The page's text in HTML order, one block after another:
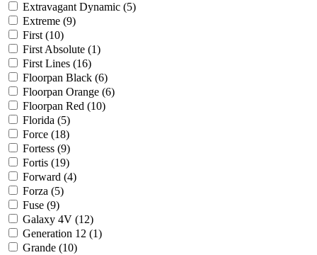
Extravagant Dynamic (5)
Extreme (9)
First (10)
First Absolute (1)
First Lines (16)
Floorpan Black (6)
Floorpan Orange (6)
Floorpan Red (10)
Florida (5)
Force (18)
Fortess (9)
Fortis (19)
Forward (4)
Forza (5)
Fuse (9)
Galaxy 4V (12)
Generation 12 (1)
Grande (10)